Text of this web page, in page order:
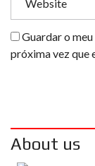
Guardar o
próxima vez que
About us